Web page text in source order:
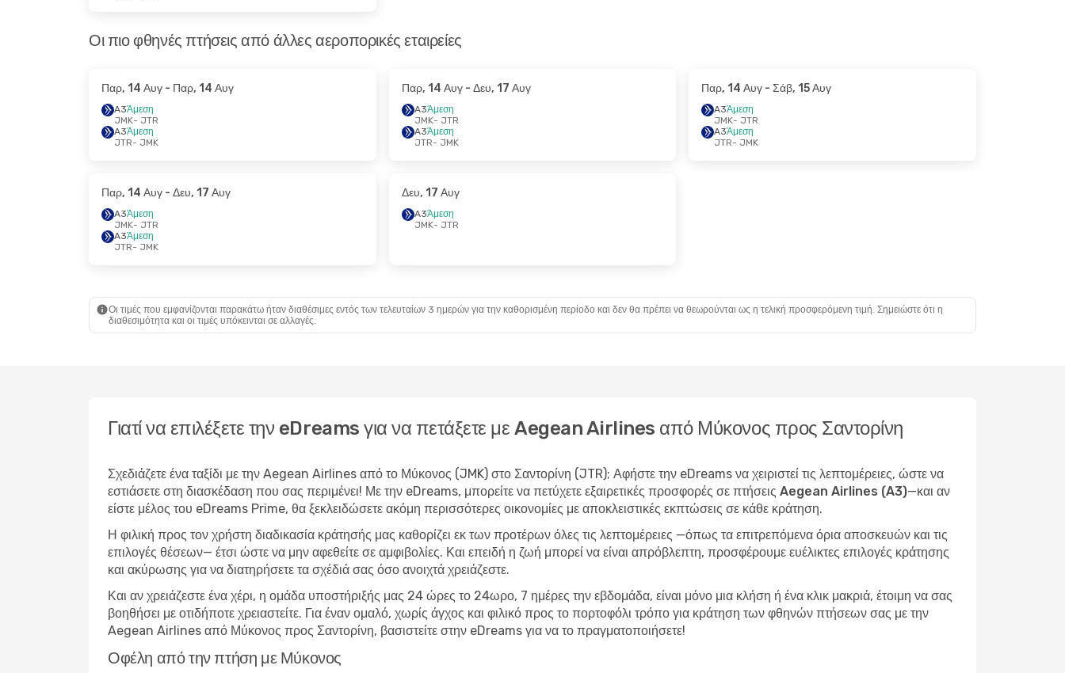
Οι πιο φθηνές πτήσεις από άλλες αεροπορικές εταιρείες
Παρ, 14 Αυγ - Παρ, 14 Αυγ
A3Άμεση
JMK- JTR
A3Άμεση
JTR- JMK
Παρ, 14 Αυγ- Δευ, 17 Αυγ
A3Άμεση
JMK- JTR
A3Άμεση
JTR- JMK
Παρ, 14 Αυγ - Σάβ, 15 Αυγ
A3Άμεση
JMK- JTR
A3Άμεση
JTR- JMK
Παρ, 14 Αυγ - Δευ, 17 Αυγ
A3Άμεση
JMK- JTR
A3Άμεση
JTR- JMK
Δευ, 17 Αυγ
A3Άμεση
JMK- JTR
Οι τιμές που εμφανίζονται παρακάτω ήταν διαθέσιμες εντός των τελευταίων 3 ημερών για την καθορισμένη περίοδο και δεν θα πρέπει να θεωρούνται ως η τελική προσφερόμενη τιμή. Σημειώστε ότι η
διαθεσιμότητα και οι τιμές υπόκεινται σε αλλαγές.
Γιατί να επιλέξετε την eDreams για να πετάξετε με Aegean Airlines από Μύκονος προς Σαντορίνη
Σχεδιάζετε ένα ταξίδι με την Aegean Airlines από το Μύκονος (JMK) στο Σαντορίνη (JTR); Αφήστε την eDreams να χειριστεί τις λεπτομέρειες, ώστε να
εστιάσετε στη διασκέδαση που σας περιμένει! Με την eDreams, μπορείτε να πετύχετε εξαιρετικές προσφορές σε πτήσεις Aegean Airlines (A3)—και αν
είστε μέλος του eDreams Prime, θα ξεκλειδώσετε ακόμη περισσότερες οικονομίες με αποκλειστικές εκπτώσεις σε κάθε κράτηση.
Η φιλική προς τον χρήστη διαδικασία κράτησής μας καθορίζει εκ των προτέρων όλες τις λεπτομέρειες —όπως τα επιτρεπόμενα όρια αποσκευών και τις
επιλογές θέσεων— έτσι ώστε να μην αφεθείτε σε αμφιβολίες. Και επειδή η ζωή μπορεί να είναι απρόβλεπτη, προσφέρουμε ευέλικτες επιλογές κράτησης
και ακύρωσης για να διατηρήσετε τα σχέδιά σας όσο ανοιχτά χρειάζεστε.
Και αν χρειάζεστε ένα χέρι, η ομάδα υποστήριξής μας 24 ώρες το 24ωρο, 7 ημέρες την εβδομάδα, είναι μόνο μια κλήση ή ένα κλικ μακριά, έτοιμη να σας
βοηθήσει με οτιδήποτε χρειαστείτε. Για έναν ομαλό, χωρίς άγχος και φιλικό προς το πορτοφόλι τρόπο για κράτηση των φθηνών πτήσεων σας με την
Aegean Airlines από Μύκονος προς Σαντορίνη, βασιστείτε στην eDreams για να το πραγματοποιήσετε!
Οφέλη από την πτήση με Μύκονος